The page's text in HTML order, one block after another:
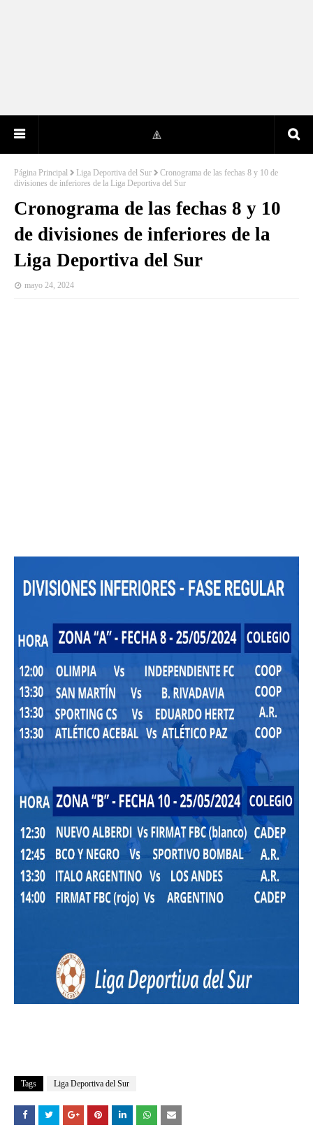
Página Principal Liga Deportiva del Sur
Cronograma de las fechas 8 y 10 de
divisiones de inferiores de la Liga Deportiva del Sur
Cronograma de las fechas 8 y 10
de divisiones de inferiores de la
Liga Deportiva del Sur
mayo 24, 2024
Tags Liga Deportiva del Sur